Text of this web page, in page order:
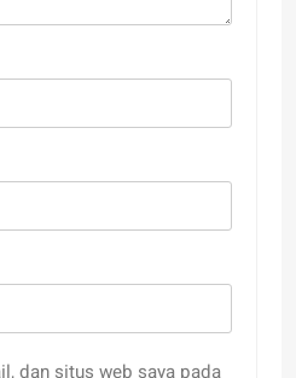
dan situs web saya pada